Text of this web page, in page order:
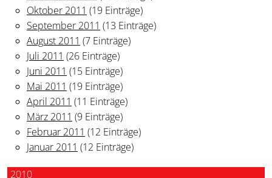
Oktober 2011 (19 Einträge)
September 2011 (13 Einträge)
August 2011 (7 Einträge)
Juli 2011 (26 Einträge)
Juni 2011 (15 Einträge)
Mai 2011 (19 Einträge)
April 2011 (11 Einträge)
März 2011 (9 Einträge)
Februar 2011 (12 Einträge)
Januar 2011 (12 Einträge)
2010